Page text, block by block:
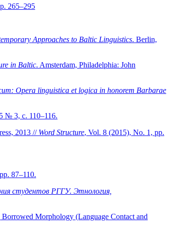
265–295
Approaches to Baltic Linguistics. Berlin,
in Baltic. Amsterdam, Philadelphia: John
Opera linguistica et logica in honorem Barbarae
№ 3, с. 110–116.
2013 // Word Structure, Vol. 8 (2015), No. 1, pp.
87–110.
студентов РГГУ. Этнология,
Morphology (Language Contact and